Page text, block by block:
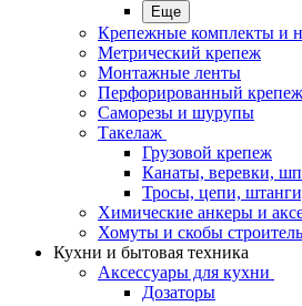
Еще
Крепежные комплекты и
Метрический крепеж
Монтажные ленты
Перфорированный крепеж
Саморезы и шурупы
Такелаж
Грузовой крепеж
Канаты, веревки,
Тросы, цепи,
Химические анкеры и
Хомуты и скобы
Кухни и бытовая техника
Аксессуары для кухни
Дозаторы